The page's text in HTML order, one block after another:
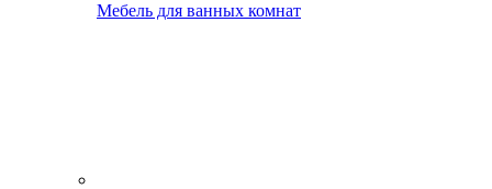
Мебель для ванных комнат